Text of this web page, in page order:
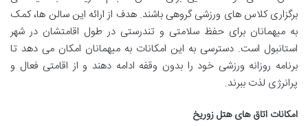
برگزاری کلاس های ورزشی گروهی باشند. هدف از ارائه این سالن ها، کمک
به میهمانان برای حفظ سلامتی و تندرستی در طول اقامتشان در شهر
استانبول است. دسترسی به این امکانات به میهمانان امکان می دهد تا
برنامه روزانه ورزشی خود را بدون وقفه ادامه دهند و از اقامتی فعال و
پرانرژی لذت ببرند.
امکانات اتاق های هتل زوریخ